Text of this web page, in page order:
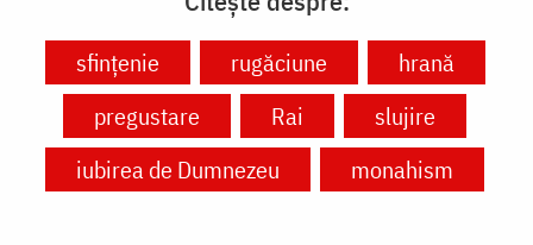
sfințenie rugăciune
hrană
pregustare
Rai
slujire
iubirea de Dumnezeu
monahism